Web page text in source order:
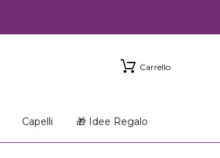
Carrello
Capelli 🎁 Idee Regalo